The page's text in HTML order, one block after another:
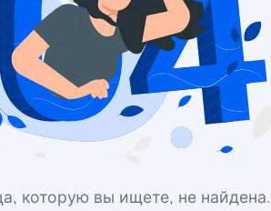
которую вы ищете, не найдена.